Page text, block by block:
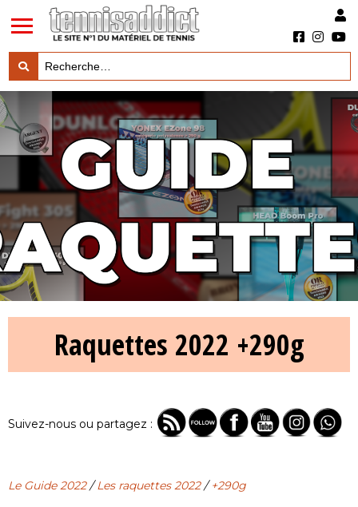
LES TESTS PRODUITS 
LES ACTUS MARQUES & PRODUITS
LES GUIDES DU MATERIEL 
Raquettes 2022 +290g
Suivez-nous ou partagez :
Le Guide 2022/Les raquettes 2022/+290g